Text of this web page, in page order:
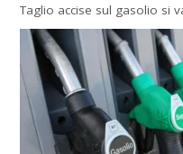
Taglio accise sul gasolio si